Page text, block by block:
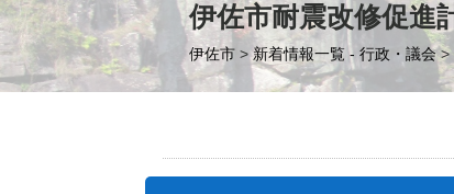
伊佐市耐震改修促進
伊佐市 >新着情報一覧 - 行政・議会>